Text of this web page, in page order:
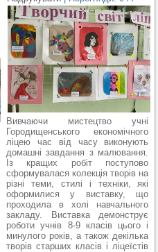
Вивчаючи мистецтво учні
Городищенського економічного
ліцею час від часу виконують
домашні завдання з малювання.
Із кращих робіт поступово
сформувалася колекція творів на
різні теми, стилі і техніки, які
оформилися у виставку, що
проходила в холі навчального
закладу. Виставка демонструє
роботи учнів 8-9 класів цього і
минулого років, а також декілька
творів старших класів і ліцеїстів